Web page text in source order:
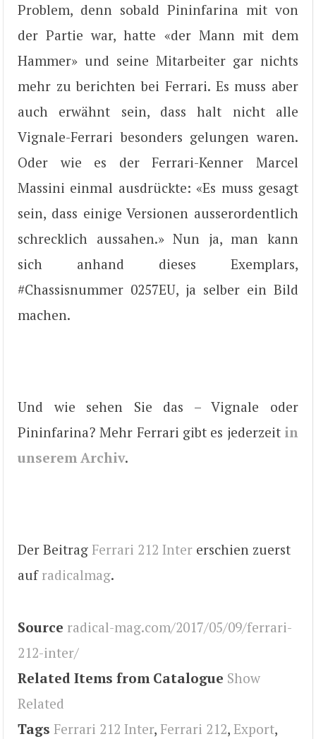
Problem, denn sobald Pininfarina mit von
der Partie war, hatte «der Mann mit dem
Hammer» und seine Mitarbeiter gar nichts
mehr zu berichten bei Ferrari. Es muss aber
auch erwähnt sein, dass halt nicht alle
Vignale-Ferrari besonders gelungen waren.
Oder wie es der Ferrari-Kenner Marcel
Massini einmal ausdrückte: «Es muss gesagt
sein, dass einige Versionen ausserordentlich
schrecklich aussahen.» Nun ja, man kann
sich anhand dieses Exemplars,
#Chassisnummer 0257EU, ja selber ein Bild
machen.
Und wie sehen Sie das – Vignale oder
Pininfarina? Mehr Ferrari gibt es jederzeit in
unserem Archiv.
Der Beitrag Ferrari 212 Inter erschien zuerst
auf radicalmag.
Source radical-mag.com/2017/05/09/ferrari-
212-inter/
Related Items from Catalogue Show
Related
Tags Ferrari 212 Inter, Ferrari 212, Export,